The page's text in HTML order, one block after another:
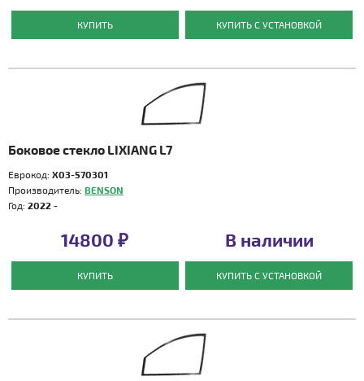
КУПИТЬ КУПИТЬ С УСТАНОВКОЙ
Боковое стекло LIXIANG L7
Еврокод: X03-570301
Производитель: BENSON
Год: 2022 -
14800 ₽
КУПИТЬ
В наличии
КУПИТЬ С УСТАНОВКОЙ